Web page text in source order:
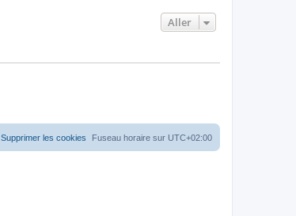
Aller
Fuseau horaire sur UTC+02:00
Supprimer les cookies